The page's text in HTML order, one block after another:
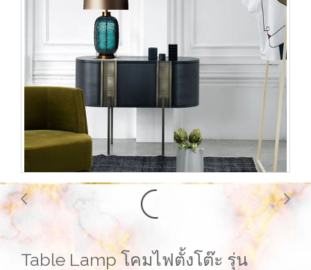
Table Lamp โคมไฟตั้งโต๊ะ รุ่น